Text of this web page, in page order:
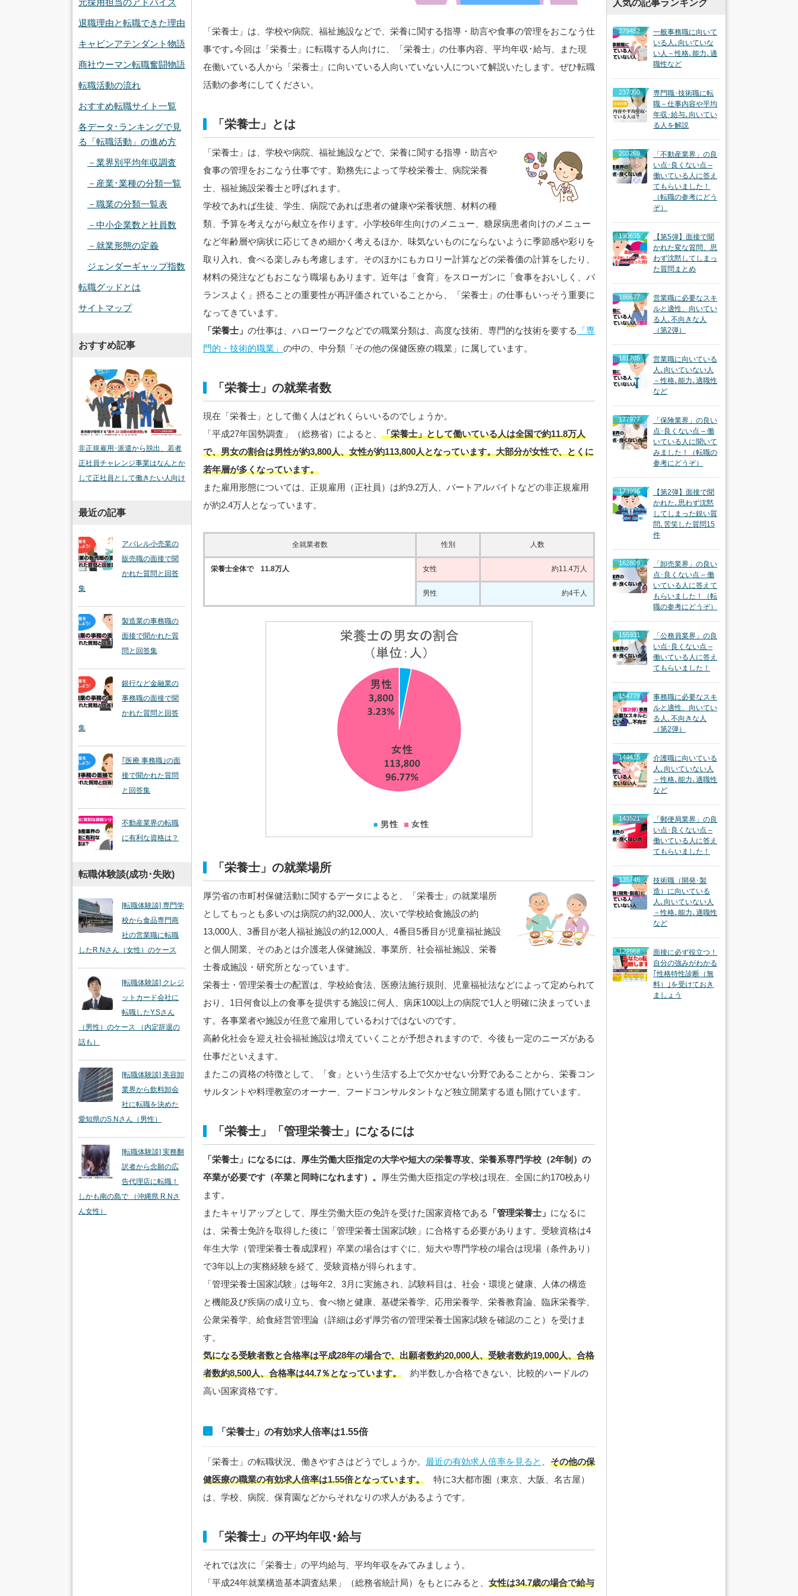
「栄養士」は、学校や病院、福祉施設などで、栄養に関する指導・助言や食事の管理をおこなう仕
事です｡今回は「栄養士」に転職する人向けに、「栄養士」の仕事内容、平均年収･給与、また現
在働いている人から「栄養士」に向いている人向いていない人について解説いたします。ぜひ転職
活動の参考にしてください。
「栄養士」とは
「栄養士」は、学校や病院、福祉施設などで、栄養に関する指導・助言や
食事の管理をおこなう仕事です。勤務先によって学校栄養士、病院栄養
士、福祉施設栄養士と呼ばれます。
学校であれば生徒、学生、病院であれば患者の健康や栄養状態、材料の種
類、予算を考えながら献立を作ります。小学校6年生向けのメニュー、糖尿病患者向けのメニュー
など年齢層や病状に応じてきめ細かく考えるほか、味気ないものにならないように季節感や彩りを
取り入れ、食べる楽しみも考慮します。そのほかにもカロリー計算などの栄養価の計算をしたり、
材料の発注などもおこなう職場もあります。近年は「食育」をスローガンに「食事をおいしく、バ
ランスよく」摂ることの重要性が再評価されていることから、「栄養士」の仕事もいっそう重要に
なってきています。
「栄養士」 の仕事は、ハローワークなどでの職業分類は、高度な技術、専門的な技術を要する
「専
門的・技術的職業」 の中の、中分類「その他の保健医療の職業」に属しています。
「栄養士」の就業者数
現在「栄養士」として働く人はどれくらいいるのでしょうか。
「平成27年国勢調査」（総務省）によると、 「栄養士」として働いている人は全国で約11.8万人
で、男女の割合は男性が約3,800人、女性が約113,800人となっています。大部分が女性で、とくに
若年層が多くなっています。
また雇用形態については、正規雇用（正社員）は約9.2万人、パートアルバイトなどの非正規雇用
が約2.4万人となっています。
全就業者数 性別 人数
栄養士全体で 11.8万人 女性 約11.4万人
男性 約4千人
「栄養士」の就業場所
厚労省の市町村保健活動に関するデータによると、「栄養士」の就業場所
としてもっとも多いのは病院の約32,000人、次いで学校給食施設の約
13,000人、3番目が老人福祉施設の約12,000人、4番目5番目が児童福祉施設
と個人開業、そのあとは介護老人保健施設、事業所、社会福祉施設、栄養
士養成施設・研究所となっています。
栄養士・管理栄養士の配置は、学校給食法、医療法施行規則、児童福祉法などによって定められて
おり、1日何食以上の食事を提供する施設に何人、病床100以上の病院で1人と明確に決まっていま
す。各事業者や施設が任意で雇用しているわけではないのです。
高齢化社会を迎え社会福祉施設は増えていくことが予想されますので、今後も一定のニーズがある
仕事だといえます。
またこの資格の特徴として、「食」という生活する上で欠かせない分野であることから、栄養コン
サルタントや料理教室のオーナー、フードコンサルタントなど独立開業する道も開けています。
「栄養士」「管理栄養士」になるには
「栄養士」になるには、厚生労働大臣指定の大学や短大の栄養専攻、栄養系専門学校（2年制）の
卒業が必要です（卒業と同時になれます）。
厚生労働大臣指定の学校は現在、全国に約170校あり
ます。
またキャリアップとして、厚生労働大臣の免許を受けた国家資格である
「管理栄養士」 になるに
は、栄養士免許を取得した後に「管理栄養士国家試験」に合格する必要があります。受験資格は4
年生大学（管理栄養士養成課程）卒業の場合はすぐに、短大や専門学校の場合は現場（条件あり）
で3年以上の実務経験を経て、受験資格が得られます。
「管理栄養士国家試験」は毎年2、3月に実施され、試験科目は、社会・環境と健康、人体の構造
と機能及び疾病の成り立ち、食べ物と健康、基礎栄養学、応用栄養学、栄養教育論、臨床栄養学、
公衆栄養学、給食経営管理論（詳細は必ず厚労省の管理栄養士国家試験を確認のこと）を受けま
す。
気になる受験者数と合格率は平成28年の場合で、出願者数約20,000人、受験者数約19,000人、合格
者数約8,500人、合格率は44.7％となっています。 約半数しか合格できない、比較的ハードルの
高い国家資格です。
「栄養士」の有効求人倍率は1.55倍
「栄養士」の転職状況、働きやすさはどうでしょうか。 最近の有効求人倍率を見ると
その他の保
健医療の職業の有効求人倍率は1.55倍となっています。 特に3大都市圏（東京、大阪、名古屋）
は、学校、病院、保育園などからそれなりの求人があるようです。
「栄養士」の平均年収･給与
それでは次に「栄養士」の平均給与、平均年収をみてみましょう。
「平成24年就業構造基本調査結果」（総務省統計局）をもとにみると、 女性は34.7歳の場合で給与
元採用担当のアドバイス
退職理由と転職できた理由
キャビンアテンダント物語
商社ウーマン転職奮闘物語
転職活動の流れ
おすすめ転職サイト一覧
各データ･ランキングで見
る「転職活動」の進め方
－業界別平均年収調査
－産業･業種の分類一覧
－職業の分類一覧表
－中小企業数と社員数
－就業形態の定義
ジェンダーギャップ指数
転職グッドとは
サイトマップ
おすすめ記事
非正規雇用･派遣から脱出、若者
正社員チャレンジ事業はなんとか
して正社員として働きたい人向け
最近の記事
アパレル小売業の
販売職の面接で聞
かれた質問と回答
集
製造業の事務職の
面接で聞かれた質
問と回答集
銀行など金融業の
事務職の面接で聞
かれた質問と回答
集
｢医療 事務職｣の面
接で聞かれた質問
と回答集
不動産業界の転職
に有利な資格は？
転職体験談(成功･失敗)
[転職体験談] 専門学
校から食品専門商
社の営業職に転職
したR.Nさん（女性）のケース
[転職体験談] クレジ
ットカード会社に
転職したY.Sさん
（男性）のケース （内定辞退の
話も）
[転職体験談] 美容卸
業界から飲料卸会
社に転職を決めた
愛知県のS.Nさん（男性）
[転職体験談] 実務翻
訳者から念願の広
告代理店に転職！
しかも南の島で （沖縄県 R.Nさ
ん女性）
人気の記事ランキング
279452
一般事務職に向いて
いる人､向いていな
い人－性格､能力､適
職性など
237050
専門職･技術職に転
職－仕事内容や平均
年収･給与､向いてい
る人を解説
203269
「不動産業界」の良
い点･良くない点 –
働いている人に答え
てもらいました！
（転職の参考にどう
ぞ）
190695
【第5弾】面接で聞
かれた変な質問、思
わず沈黙してしまっ
た質問まとめ
186677
営業職に必要なスキ
ルと適性、向いてい
る人､不向きな人
（第2弾）
181705
営業職に向いている
人､向いていない人
－性格､能力､適職性
など
177977
「保険業界」の良い
点･良くない点 – 働
いている人に聞いて
みました！（転職の
参考にどうぞ）
173996
【第2弾】面接で聞
かれた､思わず沈黙
してしまった鋭い質
問､苦笑した質問15
件
162809
「卸売業界」の良い
点･良くない点 – 働
いている人に答えて
もらいました！（転
職の参考にどうぞ）
155931
「公務員業界」の良
い点･良くない点 –
働いている人に答え
てもらいました！
154779
事務職に必要なスキ
ルと適性、向いてい
る人､不向きな人
（第2弾）
144415
介護職に向いている
人､向いていない人
－性格､能力､適職性
など
143521
「郵便局業界」の良
い点･良くない点 –
働いている人に答え
てもらいました！
135746
技術職（開発･製
造）に向いている
人､向いていない人
－性格､能力､適職性
など
122968
面接に必ず役立つ！
自分の強みがわかる
｢性格特性診断（無
料）｣を受けておき
ましょう